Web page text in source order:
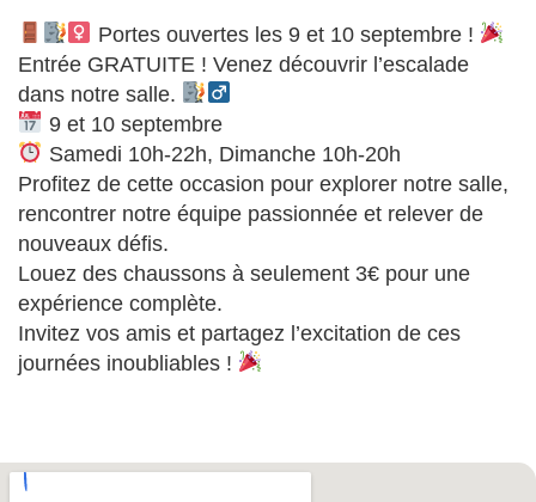
Portes ouvertes les 9 et 10 septembre !
Entrée GRATUITE ! Venez découvrir l’escalade
dans notre salle.
9 et 10 septembre
Samedi 10h-22h, Dimanche 10h-20h
Profitez de cette occasion pour explorer notre salle,
rencontrer notre équipe passionnée et relever de
nouveaux défis.
Louez des chaussons à seulement 3€ pour une
expérience complète.
Invitez vos amis et partagez l’excitation de ces
journées inoubliables !